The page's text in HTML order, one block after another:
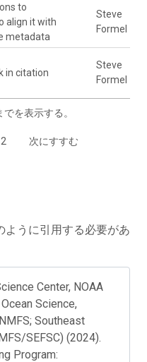
to
align it with
metadata
Steve
Formel
in citation
Steve
Formel
を表示する。
2 次にすすむ
ように引用する必要があ
Center, NOAA
Science,
Southeast
SEFSC) (2024).
Program: